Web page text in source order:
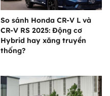
So sánh Honda CR-V L và
CR-V RS 2025: Động cơ
Hybrid hay xăng truyền
thống?